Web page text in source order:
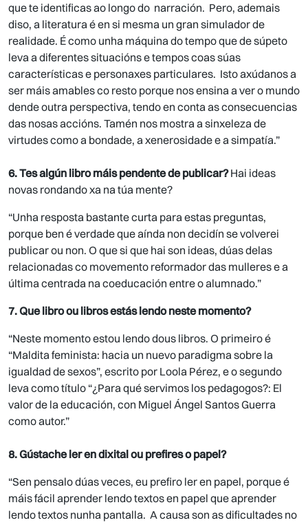
que te identificas ao longo do narración. Pero, ademais
diso, a literatura é en si mesma un gran simulador de
realidade. É como unha máquina do tempo que de súpeto
leva a diferentes situacións e tempos coas súas
características e personaxes particulares. Isto axúdanos a
ser máis amables co resto porque nos ensina a ver o mundo
dende outra perspectiva, tendo en conta as consecuencias
das nosas accións. Tamén nos mostra a sinxeleza de
virtudes como a bondade, a xenerosidade e a simpatía.”
6. Tes algún libro máis pendente de publicar?Hai ideas
novas rondando xa na túa mente?
“Unha resposta bastante curta para estas preguntas,
porque ben é verdade que aínda non decidín se volverei
publicar ou non. O que si que hai son ideas, dúas delas
relacionadas co movemento reformador das mulleres e a
última centrada na coeducación entre o alumnado.”
7. Que libro ou libros estás lendo neste momento?
“Neste momento estou lendo dous libros. O primeiro é
“Maldita feminista: hacia un nuevo paradigma sobre la
igualdad de sexos”, escrito por Loola Pérez, e o segundo
leva como título “¿Para qué servimos los pedagogos?: El
valor de la educación, con Miguel Ángel Santos Guerra
como autor.”
8. Gústache ler en dixital ou prefires o papel?
“Sen pensalo dúas veces, eu prefiro ler en papel, porque é
máis fácil aprender lendo textos en papel que aprender
lendo textos nunha pantalla. A causa son as dificultades no